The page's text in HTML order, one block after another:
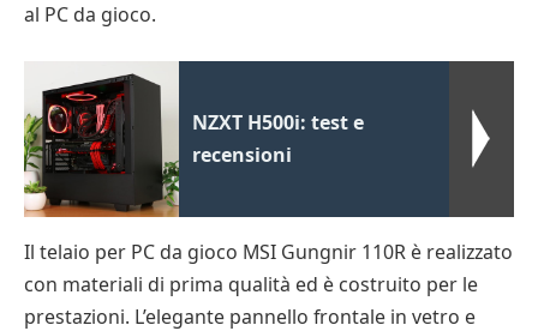
al PC da gioco.
NZXT H500i: test e
recensioni
Il telaio per PC da gioco MSI Gungnir 110R è realizzato
con materiali di prima qualità ed è costruito per le
prestazioni. L’elegante pannello frontale in vetro e